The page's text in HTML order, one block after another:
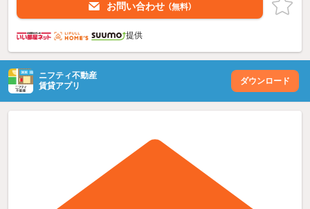
お問い合わせ （無料）
提供
ニフティ不動産
賃貸アプリ
ダウンロード